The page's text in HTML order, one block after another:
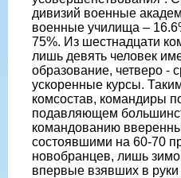
дивизий военные
военные училища –
75%. Из шестнадцати
лишь девять человек
образование, четверо -
ускоренные курсы.
комсостав, командиры
подавляющем
командованию
состоявшими на 60-70
новобранцев, лишь
впервые взявших в